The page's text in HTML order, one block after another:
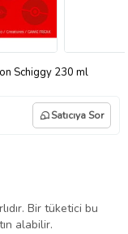
Schiggy 230 ml
Satıcıya Sor
Bir tüketici bu
alabilir.